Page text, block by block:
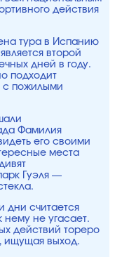
действия
тура в Испанию
второй
дней в году.
подходит
с пожилыми
Фамилия
его своими
места
Гуэля —
дни считается
нему не угасает.
действий тореро
ищущая выход.